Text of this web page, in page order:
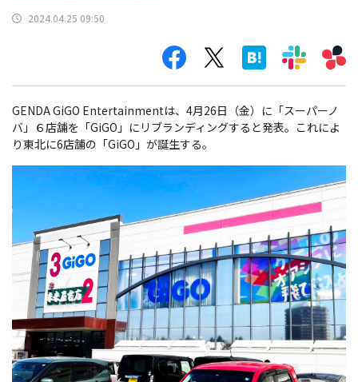
2024.04.25 09:50
GENDA GiGO Entertainmentは、4月26日（金）に「スーパーノ
バ」６店舗を「GiGO」にリブランディングすると発表。これによ
り東北に6店舗の「GiGO」が誕生する。